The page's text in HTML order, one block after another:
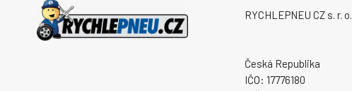
RYCHLEPNEU CZ s. r. o.
Česká Republika
IČO: 17776180